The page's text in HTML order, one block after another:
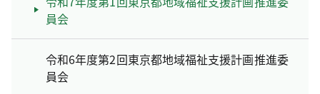
員会
令和6年度第2回東京都地域福祉支援計画推進委
員会